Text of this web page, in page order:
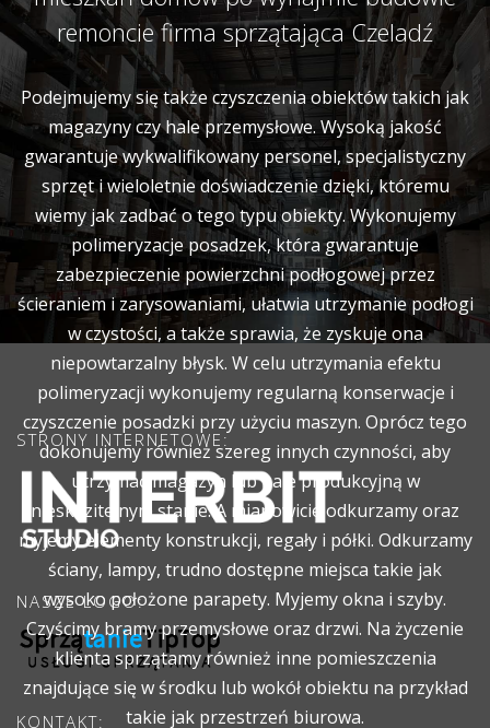
remoncie firma sprzątająca Czeladź
Podejmujemy się także czyszczenia obiektów takich jak
magazyny czy hale przemysłowe. Wysoką jakość
gwarantuje wykwalifikowany personel, specjalistyczny
sprzęt i wieloletnie doświadczenie dzięki, któremu
wiemy jak zadbać o tego typu obiekty. Wykonujemy
polimeryzacje posadzek, która gwarantuje
zabezpieczenie powierzchni podłogowej przez
ścieraniem i zarysowaniami, ułatwia utrzymanie podłogi
w czystości, a także sprawia, że zyskuje ona
niepowtarzalny błysk. W celu utrzymania efektu
polimeryzacji wykonujemy regularną konserwacje i
czyszczenie posadzki przy użyciu maszyn. Oprócz tego
dokonujemy również szereg innych czynności, aby
utrzymać magazyn lub hale produkcyjną w
nieskazitelnym stanie. A mianowicie odkurzamy oraz
myjemy elementy konstrukcji, regały i półki. Odkurzamy
ściany, lampy, trudno dostępne miejsca takie jak
wysoko położone parapety. Myjemy okna i szyby.
Czyścimy bramy przemysłowe oraz drzwi. Na życzenie
klienta sprzątamy również inne pomieszczenia
znajdujące się w środku lub wokół obiektu na przykład
takie jak przestrzeń biurowa.
STRONY INTERNETOWE:
NASZE LOGO:
KONTAKT: